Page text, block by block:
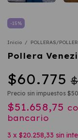
-15%
Inicio / POLLERAS/
Pollera
$60.775
Precio sin impuestos
$51.658,75
bancario
3 x $20.258,33 sin